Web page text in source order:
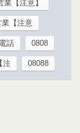
【注意】
業【注意
話 0808
注 08088